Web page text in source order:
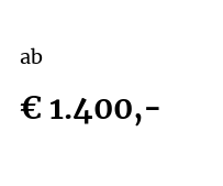
ab
€ 1.400,-